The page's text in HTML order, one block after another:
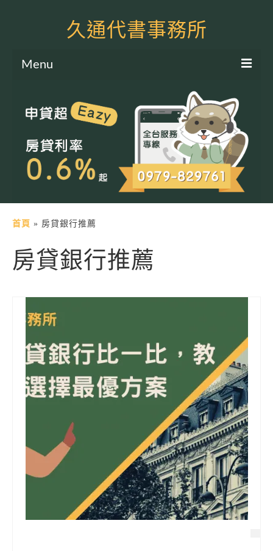
久通代書事務所
Menu
土地二胎申貸
房屋二胎申貸
軍公教貸款
土地貸款
房屋貸款
信用貸款
代書貸款
精選知識
銀行貸款
申貸Q&A
時事解析
生活理財
房產Q&A
首頁 » 房貸銀行推薦
房貸銀行推薦